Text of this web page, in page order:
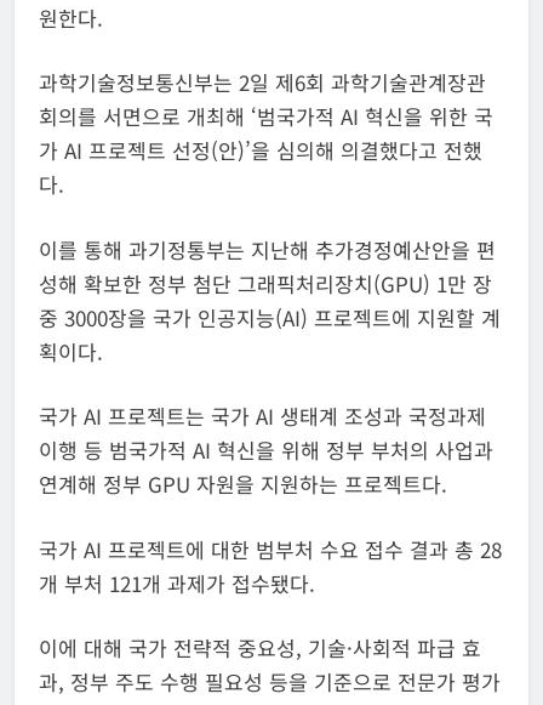
원한다.
과학기술정보통신부는 2일 제6회 과학기술관계장관
회의를 서면으로 개최해 ‘범국가적 AI 혁신을 위한 국
가 AI 프로젝트 선정(안)’을 심의해 의결했다고 전했
다.
이를 통해 과기정통부는 지난해 추가경정예산안을 편
성해 확보한 정부 첨단 그래픽처리장치(GPU) 1만 장
중 3000장을 국가 인공지능(AI) 프로젝트에 지원할 계
획이다.
국가 AI 프로젝트는 국가 AI 생태계 조성과 국정과제
이행 등 범국가적 AI 혁신을 위해 정부 부처의 사업과
연계해 정부 GPU 자원을 지원하는 프로젝트다.
국가 AI 프로젝트에 대한 범부처 수요 접수 결과 총 28
개 부처 121개 과제가 접수됐다.
이에 대해 국가 전략적 중요성, 기술·사회적 파급 효
과, 정부 주도 수행 필요성 등을 기준으로 전문가 평가